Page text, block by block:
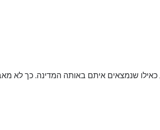
כאילו שנמצאים איתם באותה המדינה. כך לא